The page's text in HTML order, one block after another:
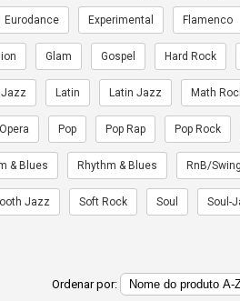
Eurodance Experimental Flamenco
Glam Gospel Hard Rock
Jazz Latin Latin Jazz Math
Opera Pop Pop Rap Pop Rock
& Blues Rhythm & Blues RnB/Swing
Jazz Soft Rock Soul Soul-
Ordenar por: